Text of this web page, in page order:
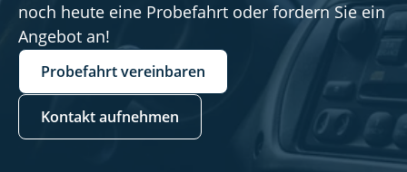
noch heute eine Probefahrt oder fordern Sie ein
Angebot an!
Probefahrt vereinbaren
Kontakt aufnehmen